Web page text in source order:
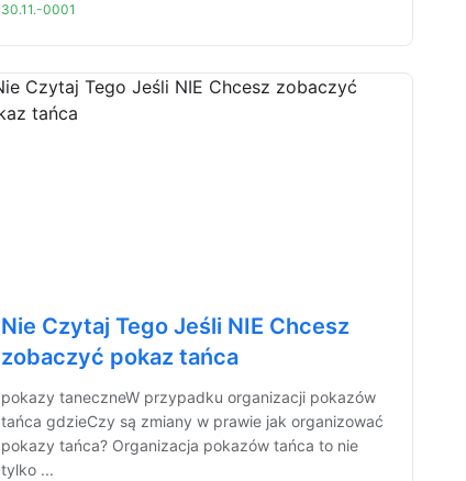
30.11.-0001
Nie Czytaj Tego Jeśli NIE Chcesz
zobaczyć pokaz tańca
pokazy taneczneW przypadku organizacji pokazów
tańca gdzieCzy są zmiany w prawie jak organizować
pokazy tańca? Organizacja pokazów tańca to nie
tylko ...